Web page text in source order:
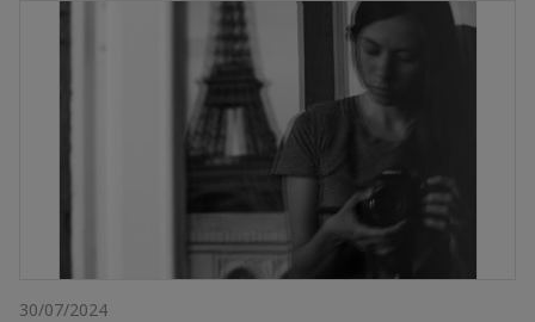
30/07/2024